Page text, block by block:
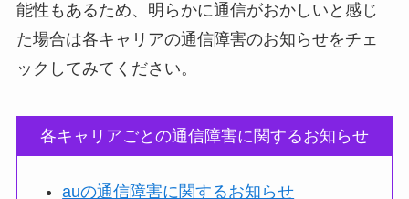
能性もあるため、明らかに通信がおかしいと感じ
た場合は各キャリアの通信障害のお知らせをチェ
ックしてみてください。
各キャリアごとの通信障害に関するお知らせ
auの通信障害に関するお知らせ